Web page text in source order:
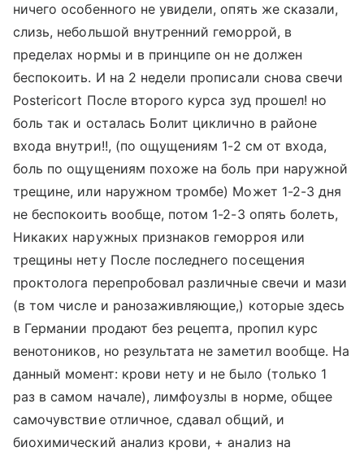
ничего особенного не увидели, опять же сказали,
слизь, небольшой внутренний геморрой, в
пределах нормы и в принципе он не должен
беспокоить. И на 2 недели прописали снова свечи
Postericort После второго курса зуд прошел! но
боль так и осталась Болит циклично в районе
входа внутри!!, (по ощущениям 1-2 см от входа,
боль по ощущениям похоже на боль при наружной
трещине, или наружном тромбе) Может 1-2-3 дня
не беспокоить вообще, потом 1-2-3 опять болеть,
Никаких наружных признаков геморроя или
трещины нету После последнего посещения
проктолога перепробовал различные свечи и мази
(в том числе и ранозаживляющие,) которые здесь
в Германии продают без рецепта, пропил курс
венотоников, но результата не заметил вообще. На
данный момент: крови нету и не было (только 1
раз в самом начале), лимфоузлы в норме, общее
самочувствие отличное, сдавал общий, и
биохимический анализ крови, + анализ на